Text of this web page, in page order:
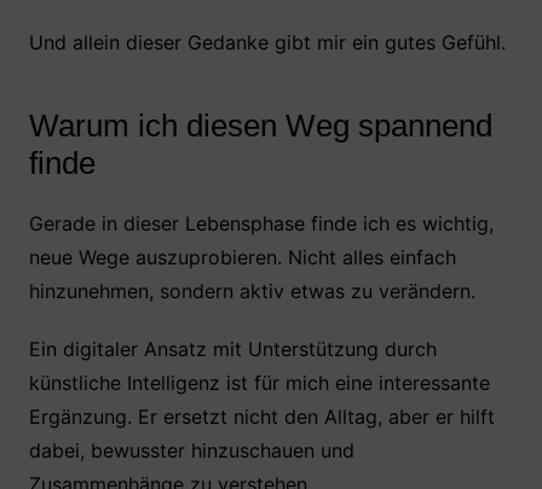
Und allein dieser Gedanke gibt mir ein gutes Gefühl.
Warum ich diesen Weg spannend
finde
Gerade in dieser Lebensphase finde ich es wichtig,
neue Wege auszuprobieren. Nicht alles einfach
hinzunehmen, sondern aktiv etwas zu verändern.
Ein digitaler Ansatz mit Unterstützung durch
künstliche Intelligenz ist für mich eine interessante
Ergänzung. Er ersetzt nicht den Alltag, aber er hilft
dabei, bewusster hinzuschauen und